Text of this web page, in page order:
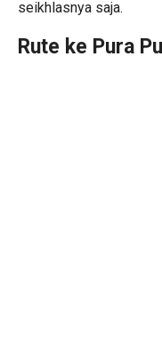
seikhlasnya saja.
Rute ke Pura